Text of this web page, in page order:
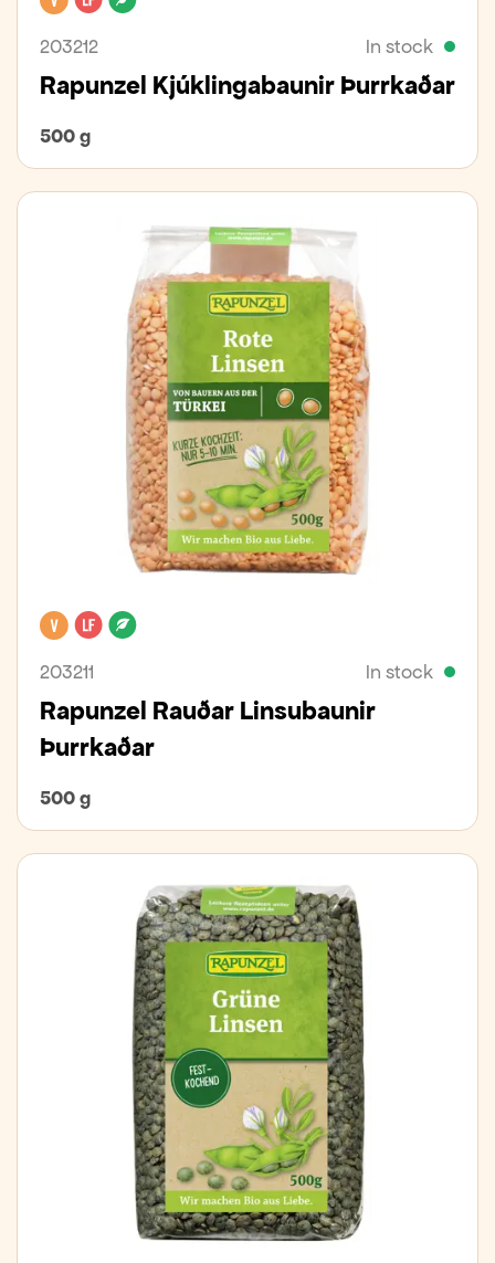
203212 In stock
Rapunzel Kjúklingabaunir Þurrkaðar
500 g
VeganLactose free
203211 In stock
Rapunzel Rauðar Linsubaunir
Þurrkaðar
500 g